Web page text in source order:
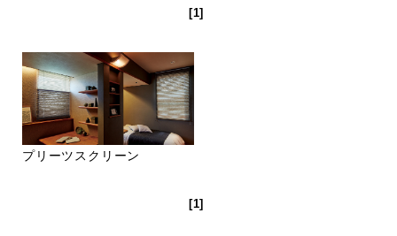
[1]
プリーツスクリーン
[1]